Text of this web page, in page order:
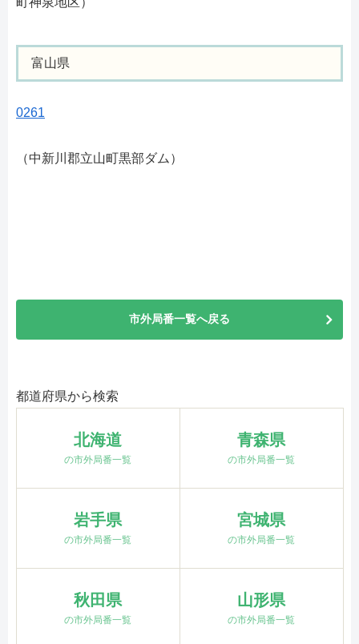
富山県
0261
（中新川郡立山町黒部ダム）
市外局番一覧へ戻る
都道府県から検索
北海道
の市外局番一覧
青森県
の市外局番一覧
岩手県
の市外局番一覧
宮城県
の市外局番一覧
秋田県
の市外局番一覧
山形県
の市外局番一覧